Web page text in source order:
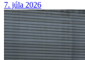
7. júla 2026